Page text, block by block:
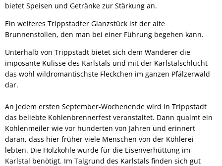
bietet Speisen und Getränke zur Stärkung an.
Ein weiteres Trippstadter Glanzstück ist der alte
Brunnenstollen, den man bei einer Führung begehen kann.
Unterhalb von Trippstadt bietet sich dem Wanderer die
imposante Kulisse des Karlstals und mit der Karlstalschlucht
das wohl wildromantischste Fleckchen im ganzen Pfälzerwald
dar.
An jedem ersten September-Wochenende wird in Trippstadt
das beliebte Kohlenbrennerfest veranstaltet. Dann qualmt ein
Kohlenmeiler wie vor hunderten von Jahren und erinnert
daran, dass hier früher viele Menschen von der Köhlerei
lebten. Die Holzkohle wurde für die Eisenverhüttung im
Karlstal benötigt. Im Talgrund des Karlstals finden sich gut